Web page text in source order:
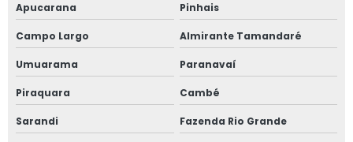
Apucarana Pinhais
Campo Largo Almirante Tamandaré
Umuarama Paranavaí
Piraquara Cambé
Sarandi Fazenda Rio Grande